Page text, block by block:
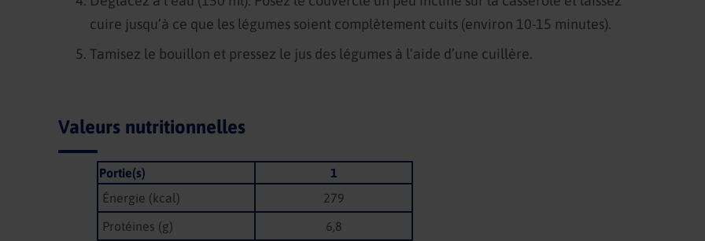
cuire jusqu’à ce que les légumes soient complètement cuits (environ 10-15 minutes).
Tamisez le bouillon et pressez le jus des légumes à l’aide d’une cuillère.
Valeurs nutritionnelles
Portie(s)
1
Énergie (kcal)
279
Protéines (g)
6,8